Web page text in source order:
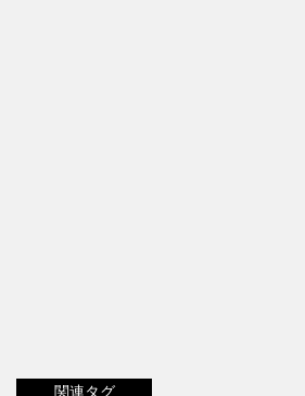
関連タグ